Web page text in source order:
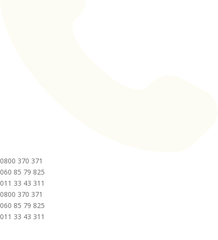
0800 370 371
060 85 79 825
011 33 43 311
0800 370 371
060 85 79 825
011 33 43 311